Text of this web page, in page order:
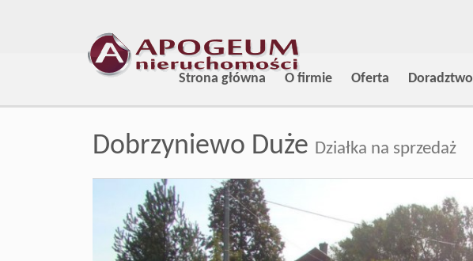
Strona główna O firmie Oferta Doradztwo
Dobrzyniewo Duże Działka na sprzedaż